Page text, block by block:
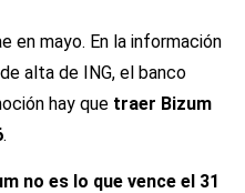
en mayo. En la información
alta de ING, el banco
hay que traer Bizum
.
no es lo que vence el 31